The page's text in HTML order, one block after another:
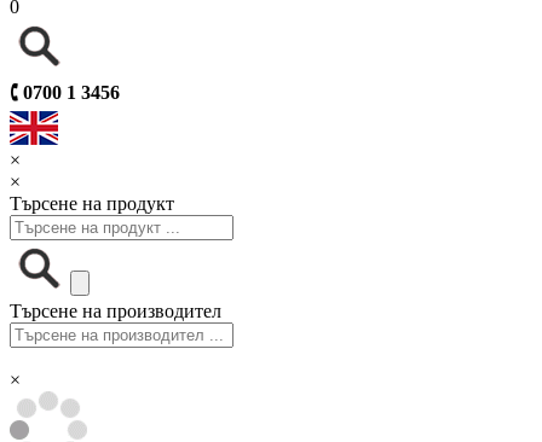
0
🕻 0700 1 3456
×
×
Търсене на продукт
Търсене на производител
×